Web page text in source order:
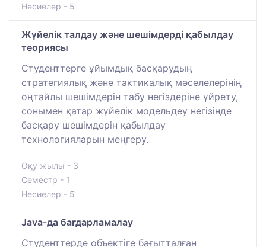
Несиелер - 5
Жүйелік талдау және шешімдерді қабылдау
теориясы
Студенттерге ұйымдық басқарудың
стратегиялық және тактикалық мәселелерінің
оңтайлы шешімдерін табу негіздеріне үйрету,
сонымен қатар жүйелік модельдеу негізінде
басқару шешімдерін қабылдау
технологияларын меңгеру.
Оқу жылы - 3
Семестр - 1
Несиелер - 5
Java-да бағдарламалау
Студенттерде объектіге бағытталған